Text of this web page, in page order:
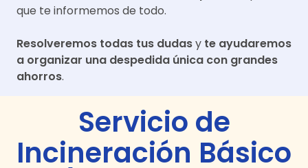
que te informemos de todo.
Resolveremos todas tus dudasy te ayudaremos
a organizar una despedida única con grandes
ahorros.
Servicio de
Incineración Básico